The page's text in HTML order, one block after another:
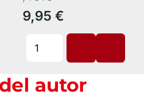
Cenicienta
9,95 €
autor